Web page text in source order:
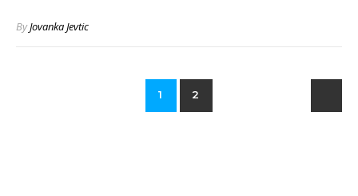
ByJovanka Jevtic
1 2